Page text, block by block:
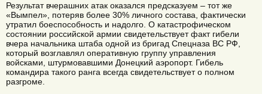
Результат вчерашних атак оказался предсказуем – тот же
«Вымпел», потеряв более 30% личного состава, фактически
утратил боеспособность и надолго. О катастрофическом
состоянии российской армии свидетельствует факт гибели
вчера начальника штаба одной из бригад Спецназа ВС РФ,
который возглавлял оперативную группу управления
войсками, штурмовавшими Донецкий аэропорт. Гибель
командира такого ранга всегда свидетельствует о полном
разгроме.